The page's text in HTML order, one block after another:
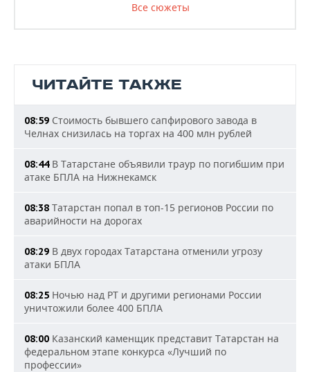
Все сюжеты
ЧИТАЙТЕ ТАКЖЕ
08:59 Стоимость бывшего сапфирового завода в
Челнах снизилась на торгах на 400 млн рублей
08:44В Татарстане объявили траур по погибшим при
атаке БПЛА на Нижнекамск
08:38 Татарстан попал в топ-15 регионов России по
аварийности на дорогах
08:29 В двух городах Татарстана отменили угрозу
атаки БПЛА
08:25 Ночью над РТ и другими регионами России
уничтожили более 400 БПЛА
08:00 Казанский каменщик представит Татарстан на
федеральном этапе конкурса «Лучший по
профессии»